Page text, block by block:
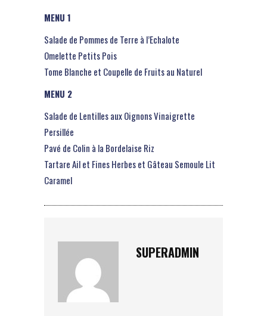
MENU 1
Salade de Pommes de Terre à l’Echalote
Omelette Petits Pois
Tome Blanche et Coupelle de Fruits au Naturel
MENU 2
Salade de Lentilles aux Oignons Vinaigrette
Persillée
Pavé de Colin à la Bordelaise Riz
Tartare Ail et Fines Herbes et Gâteau Semoule Lit
Caramel
SUPERADMIN